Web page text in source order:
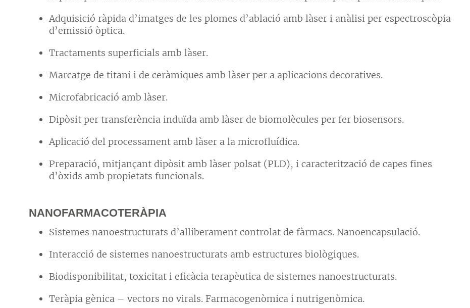
Adquisició ràpida d’imatges de les plomes d’ablació amb làser i anàlisi per espectroscòpia
d’emissió òptica.
Tractaments superficials amb làser.
Marcatge de titani i de ceràmiques amb làser per a aplicacions decoratives.
Microfabricació amb làser.
Dipòsit per transferència induïda amb làser de biomolècules per fer biosensors.
Aplicació del processament amb làser a la microfluídica.
Preparació, mitjançant dipòsit amb làser polsat (PLD), i caracterització de capes fines
d’òxids amb propietats funcionals.
NANOFARMACOTERÀPIA
Sistemes nanoestructurats d’alliberament controlat de fàrmacs. Nanoencapsulació.
Interacció de sistemes nanoestructurats amb estructures biològiques.
Biodisponibilitat, toxicitat i eficàcia terapèutica de sistemes nanoestructurats.
Teràpia gènica – vectors no virals. Farmacogenòmica i nutrigenòmica.